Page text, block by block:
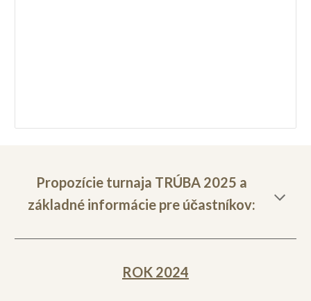
Propozície turnaja TRÚBA 2025 a
základné informácie pre účastníkov:
ROK 2024